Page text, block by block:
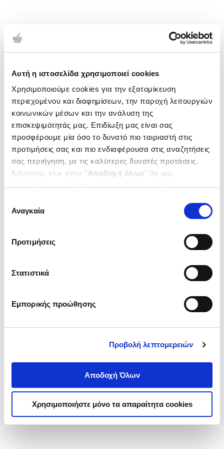
Αυτή η ιστοσελίδα χρησιμοποιεί cookies
Χρησιμοποιούμε cookies για την εξατομίκευση
περιεχομένου και διαφημίσεων, την παροχή λειτουργιών
κοινωνικών μέσων και την ανάλυση της
επισκεψιμότητάς μας. Επιδίωξη μας είναι σας
προσφέρουμε μία όσο το δυνατό πιο ταιριαστή στις
προτιμήσεις σας και πιο ενδιαφέρουσα στις αναζητήσεις
σας περιήγηση, με τις καλύτερες δυνατές προτάσεις.
Κάνοντας κλικ στην ‘’Αποδοχή όλων’’ θα μας
ενδιαφέρουν και να επιλέξετε από τα παρακάτω με την
΄΄και να ενημερωθείτε σχετικά με
συγκατάθεσης
Αναγκαία
Προτιμήσεις
Στατιστικά
Εμπορικής προώθησης
Προβολή λεπτομερειών
Αποδοχή Όλων
Χρησιμοποιήστε μόνο τα απαραίτητα cookies